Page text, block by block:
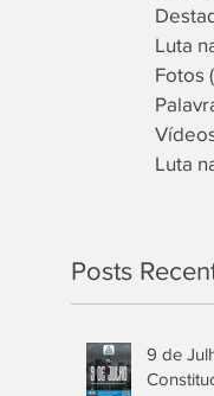
Luta
Fotos
Luta
Posts
9 de